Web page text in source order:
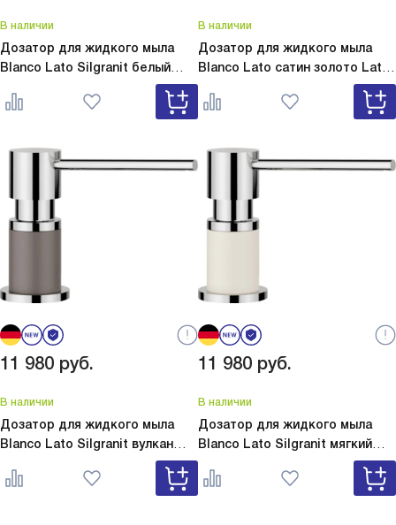
В наличии
Дозатор для жидкого мыла
Blanco Lato Silgranit белый
Lato Silgranit белый 525814
В наличии
Дозатор для жидкого мыла
Blanco Lato сатин золото Lato
11 980 руб.
В наличии
Дозатор для жидкого мыла
Blanco Lato Silgranit вулкан
Lato Silgranit вулкан
серый 526954
11 980 руб.
В наличии
Дозатор для жидкого мыла
Blanco Lato Silgranit мягкий
Lato Silgranit мягкий
белый 526955